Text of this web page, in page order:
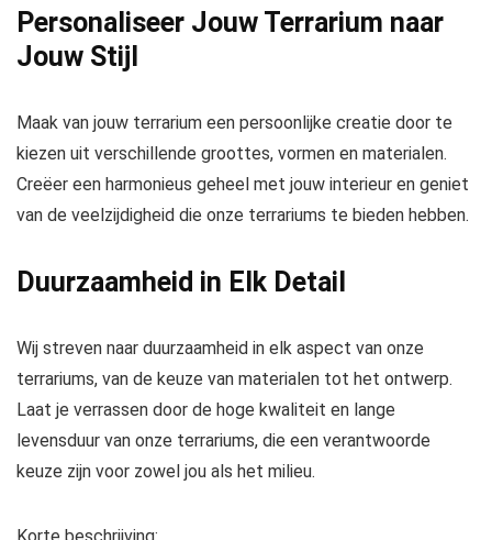
Personaliseer Jouw Terrarium naar
Jouw Stijl
Maak van jouw terrarium een persoonlijke creatie door te
kiezen uit verschillende groottes, vormen en materialen.
Creëer een harmonieus geheel met jouw interieur en geniet
van de veelzijdigheid die onze terrariums te bieden hebben.
Duurzaamheid in Elk Detail
Wij streven naar duurzaamheid in elk aspect van onze
terrariums, van de keuze van materialen tot het ontwerp.
Laat je verrassen door de hoge kwaliteit en lange
levensduur van onze terrariums, die een verantwoorde
keuze zijn voor zowel jou als het milieu.